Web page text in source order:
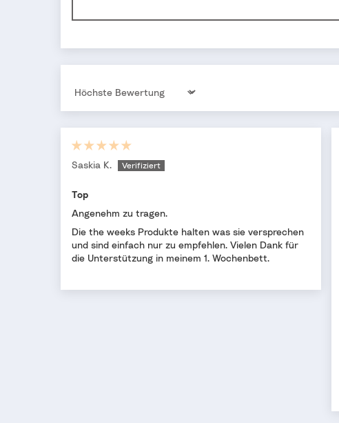
Sort by
Saskia K.
Top
Angenehm zu tragen.
Die the weeks Produkte halten was sie versprechen
und sind einfach nur zu empfehlen. Vielen Dank für
die Unterstützung in meinem 1. Wochenbett.